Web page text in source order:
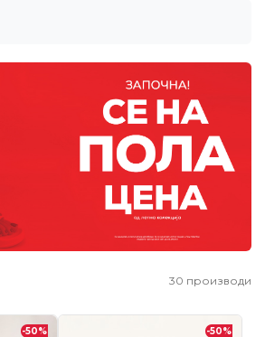
30 производи
-50% -50%